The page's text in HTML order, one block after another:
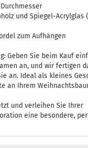
und Spiegel-Acrylglas
zum Aufhängen
Geben Sie beim Kauf
an, und wir fertigen
an. Ideal als kleines
an Ihrem
und verleihen Sie Ihrer
eine besondere,